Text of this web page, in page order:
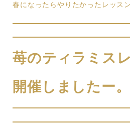
春になったらやりたかったレッスン
苺のティラミス
開催しましたー。